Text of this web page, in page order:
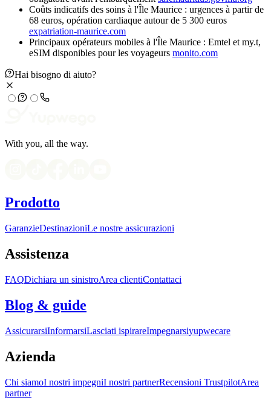
Coûts indicatifs des soins à l'Île Maurice : urgences à partir de
68 euros, opération cardiaque autour de 5 300 euros
expatriation-maurice.com
Principaux opérateurs mobiles à l'Île Maurice : Emtel et my.t,
eSIM disponibles pour les voyageurs monito.com
Hai bisogno di aiuto?
With you, all the way.
Prodotto
GaranzieDestinazioniLe nostre assicurazioni
Assistenza
FAQDichiara un sinistroArea clientiContattaci
Blog & guide
AssicurarsiInformarsiLasciati ispirareImpegnarsiyupwecare
Azienda
Chi siamoI nostri impegniI nostri partnerRecensioni TrustpilotArea
partner